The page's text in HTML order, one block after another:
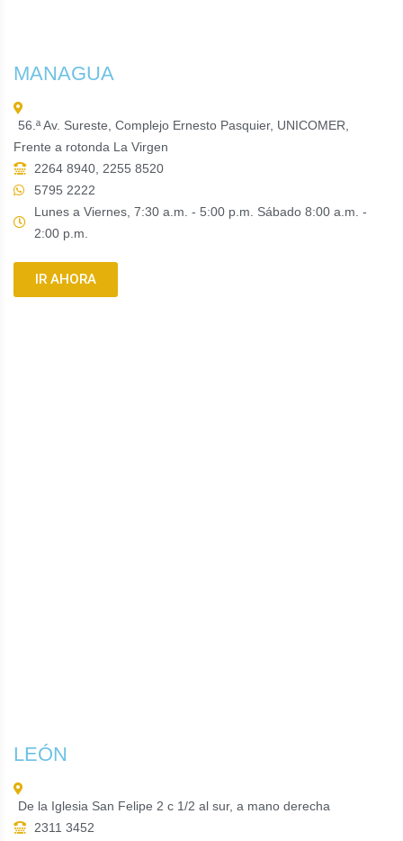
MANAGUA
56.ª Av. Sureste, Complejo Ernesto Pasquier, UNICOMER,
Frente a rotonda La Virgen
2264 8940, 2255 8520
5795 2222
Lunes a Viernes, 7:30 a.m. - 5:00 p.m. Sábado 8:00 a.m. -
2:00 p.m.
IR AHORA
LEÓN
De la Iglesia San Felipe 2 c 1/2 al sur, a mano derecha
2311 3452